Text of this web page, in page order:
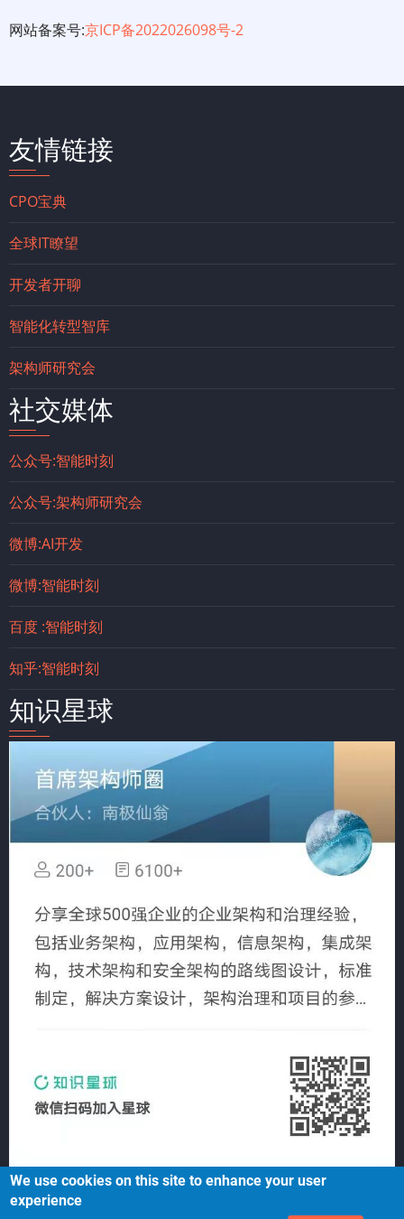
网站备案号:京ICP备2022026098号-2
友情链接
CPO宝典
全球IT瞭望
开发者开聊
智能化转型智库
架构师研究会
社交媒体
公众号:智能时刻
公众号:架构师研究会
微博:AI开发
微博:智能时刻
百度 :智能时刻
知乎:智能时刻
知识星球
We use cookies on this site to enhance your user
experience